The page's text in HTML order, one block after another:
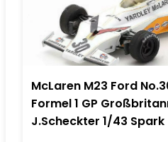
McLaren M23 Ford
Formel 1 GP
J.Scheckter 1/43 Spark